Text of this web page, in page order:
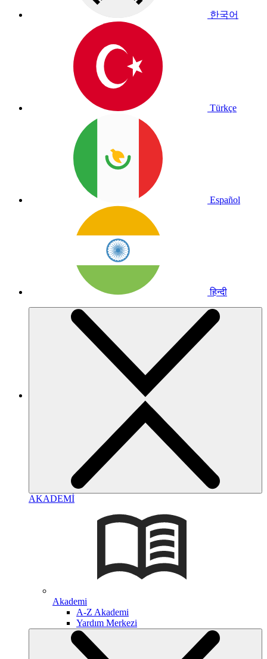
한국어
Türkçe
Español
हिन्दी
AKADEMİ
Akademi
A-Z Akademi
Yardım Merkezi